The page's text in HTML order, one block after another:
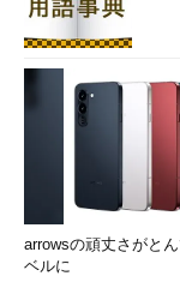
arrowsの頑丈さがと
ベルに